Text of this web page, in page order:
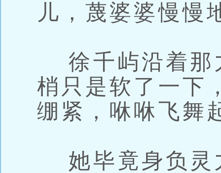
儿，蔑婆婆慢慢
徐千屿沿着那
梢只是软了一下
绷紧，咻咻飞舞
她毕竟身负灵